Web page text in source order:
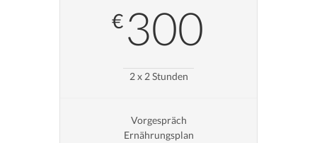
€ 300
2 x 2 Stunden
Vorgespräch
Ernährungsplan